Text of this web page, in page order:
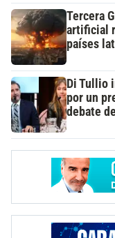
Tercera
artificial
países
Di Tullio
por un
debate